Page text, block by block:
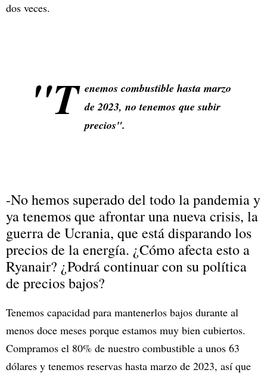
dos veces.
"T enemos combustible hasta marzo
de 2023, no tenemos que subir
precios".
-No hemos superado del todo la pandemia y
ya tenemos que afrontar una nueva crisis, la
guerra de Ucrania, que está disparando los
precios de la energía. ¿Cómo afecta esto a
Ryanair? ¿Podrá continuar con su política
de precios bajos?
Tenemos capacidad para mantenerlos bajos durante al
menos doce meses porque estamos muy bien cubiertos.
Compramos el 80% de nuestro combustible a unos 63
dólares y tenemos reservas hasta marzo de 2023, así que